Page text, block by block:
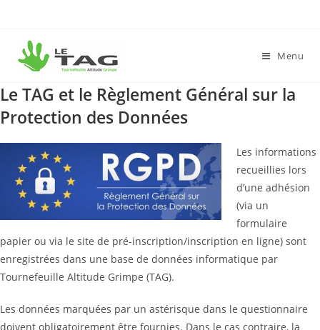
Menu
Le TAG et le Règlement Général sur la
Protection des Données
Les informations
recueillies lors
d’une adhésion
(via un
formulaire
papier ou via le site de pré-inscription/inscription en ligne) sont
enregistrées dans une base de données informatique par
Tournefeuille Altitude Grimpe (TAG).
Les données marquées par un astérisque dans le questionnaire
doivent obligatoirement être fournies. Dans le cas contraire, la